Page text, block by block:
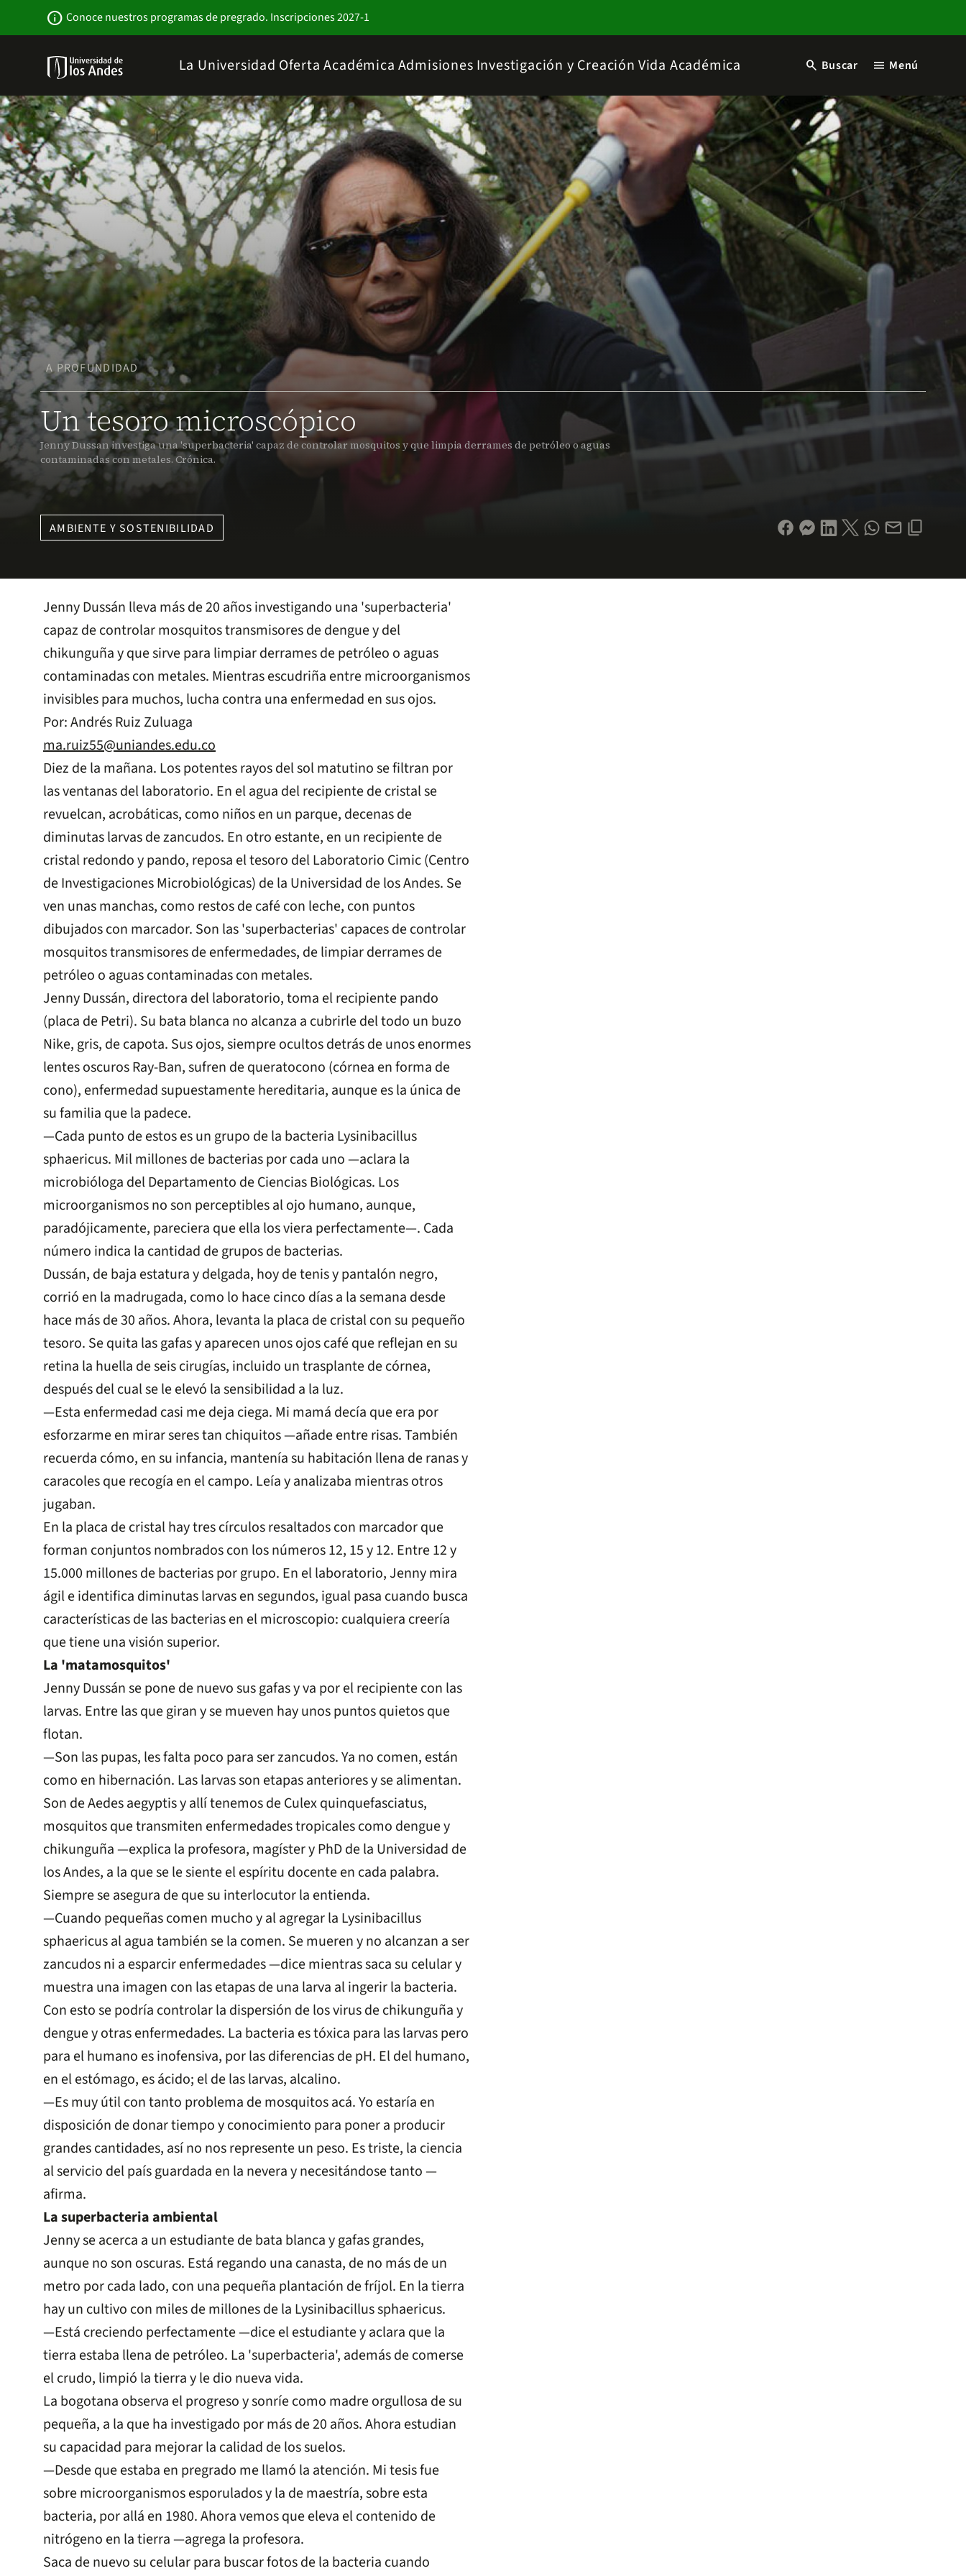
info Conoce nuestros programas de pregrado. Inscripciones 2027-1
Sitio
Institucional
La Universidad Oferta Académica Admisiones Investigación y Creación Vida Académica search Buscar menu Menú
A PROFUNDIDAD
Un tesoro microscópico
Jenny Dussan investiga una 'superbacteria' capaz de controlar mosquitos y que limpia derrames de petróleo o aguas
contaminadas con metales. Crónica.
AMBIENTE Y SOSTENIBILIDAD
Jenny Dussán lleva más de 20 años investigando una 'superbacteria'
capaz de controlar mosquitos transmisores de dengue y del
chikunguña y que sirve para limpiar derrames de petróleo o aguas
contaminadas con metales. Mientras escudriña entre microorganismos
invisibles para muchos, lucha contra una enfermedad en sus ojos.
Por: Andrés Ruiz Zuluaga
ma.ruiz55@uniandes.edu.co
Diez de la mañana. Los potentes rayos del sol matutino se filtran por
las ventanas del laboratorio. En el agua del recipiente de cristal se
revuelcan, acrobáticas, como niños en un parque, decenas de
diminutas larvas de zancudos. En otro estante, en un recipiente de
cristal redondo y pando, reposa el tesoro del Laboratorio Cimic (Centro
de Investigaciones Microbiológicas) de la Universidad de los Andes. Se
ven unas manchas, como restos de café con leche, con puntos
dibujados con marcador. Son las 'superbacterias' capaces de controlar
mosquitos transmisores de enfermedades, de limpiar derrames de
petróleo o aguas contaminadas con metales.
Jenny Dussán, directora del laboratorio, toma el recipiente pando
(placa de Petri). Su bata blanca no alcanza a cubrirle del todo un buzo
Nike, gris, de capota. Sus ojos, siempre ocultos detrás de unos enormes
lentes oscuros Ray-Ban, sufren de queratocono (córnea en forma de
cono), enfermedad supuestamente hereditaria, aunque es la única de
su familia que la padece.
—Cada punto de estos es un grupo de la bacteria Lysinibacillus
sphaericus. Mil millones de bacterias por cada uno —aclara la
microbióloga del Departamento de Ciencias Biológicas. Los
microorganismos no son perceptibles al ojo humano, aunque,
paradójicamente, pareciera que ella los viera perfectamente—. Cada
número indica la cantidad de grupos de bacterias.
Dussán, de baja estatura y delgada, hoy de tenis y pantalón negro,
corrió en la madrugada, como lo hace cinco días a la semana desde
hace más de 30 años. Ahora, levanta la placa de cristal con su pequeño
tesoro. Se quita las gafas y aparecen unos ojos café que reflejan en su
retina la huella de seis cirugías, incluido un trasplante de córnea,
después del cual se le elevó la sensibilidad a la luz.
—Esta enfermedad casi me deja ciega. Mi mamá decía que era por
esforzarme en mirar seres tan chiquitos —añade entre risas. También
recuerda cómo, en su infancia, mantenía su habitación llena de ranas y
caracoles que recogía en el campo. Leía y analizaba mientras otros
jugaban.
En la placa de cristal hay tres círculos resaltados con marcador que
forman conjuntos nombrados con los números 12, 15 y 12. Entre 12 y
15.000 millones de bacterias por grupo. En el laboratorio, Jenny mira
ágil e identifica diminutas larvas en segundos, igual pasa cuando busca
características de las bacterias en el microscopio: cualquiera creería
que tiene una visión superior.
La 'matamosquitos'
Jenny Dussán se pone de nuevo sus gafas y va por el recipiente con las
larvas. Entre las que giran y se mueven hay unos puntos quietos que
flotan.
—Son las pupas, les falta poco para ser zancudos. Ya no comen, están
como en hibernación. Las larvas son etapas anteriores y se alimentan.
Son de Aedes aegyptis y allí tenemos de Culex quinquefasciatus,
mosquitos que transmiten enfermedades tropicales como dengue y
chikunguña —explica la profesora, magíster y PhD de la Universidad de
los Andes, a la que se le siente el espíritu docente en cada palabra.
Siempre se asegura de que su interlocutor la entienda.
—Cuando pequeñas comen mucho y al agregar la Lysinibacillus
sphaericus al agua también se la comen. Se mueren y no alcanzan a ser
zancudos ni a esparcir enfermedades —dice mientras saca su celular y
muestra una imagen con las etapas de una larva al ingerir la bacteria.
Con esto se podría controlar la dispersión de los virus de chikunguña y
dengue y otras enfermedades. La bacteria es tóxica para las larvas pero
para el humano es inofensiva, por las diferencias de pH. El del humano,
en el estómago, es ácido; el de las larvas, alcalino.
—Es muy útil con tanto problema de mosquitos acá. Yo estaría en
disposición de donar tiempo y conocimiento para poner a producir
grandes cantidades, así no nos represente un peso. Es triste, la ciencia
al servicio del país guardada en la nevera y necesitándose tanto —
afirma.
La superbacteria ambiental
Jenny se acerca a un estudiante de bata blanca y gafas grandes,
aunque no son oscuras. Está regando una canasta, de no más de un
metro por cada lado, con una pequeña plantación de fríjol. En la tierra
hay un cultivo con miles de millones de la Lysinibacillus sphaericus.
—Está creciendo perfectamente —dice el estudiante y aclara que la
tierra estaba llena de petróleo. La 'superbacteria', además de comerse
el crudo, limpió la tierra y le dio nueva vida.
La bogotana observa el progreso y sonríe como madre orgullosa de su
pequeña, a la que ha investigado por más de 20 años. Ahora estudian
su capacidad para mejorar la calidad de los suelos.
—Desde que estaba en pregrado me llamó la atención. Mi tesis fue
sobre microorganismos esporulados y la de maestría, sobre esta
bacteria, por allá en 1980. Ahora vemos que eleva el contenido de
nitrógeno en la tierra —agrega la profesora.
Saca de nuevo su celular para buscar fotos de la bacteria cuando